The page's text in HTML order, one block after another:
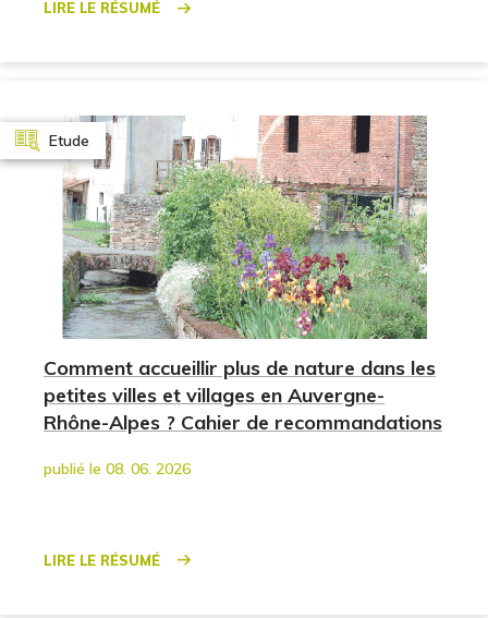
Lire le résumé
Etude
Comment accueillir plus de nature dans les
petites villes et villages en Auvergne-
Rhône-Alpes ? Cahier de recommandations
publié le 08. 06. 2026
Lire le résumé